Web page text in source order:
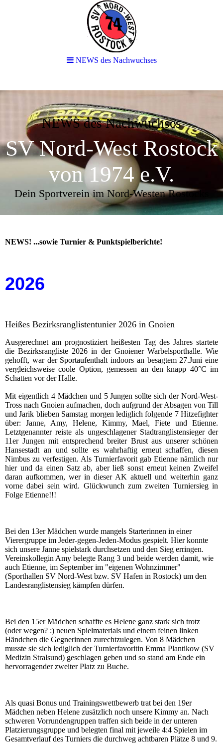
NEWS des Nachwuchses
SV Nord-West Rostock
von 1974 e.V.
Dein Sportverein im Nord-Westen Rostocks
NEWS! ...sowie Turnier & Punktspielberichte!
2026
Heißes Bezirksranglistentunier 2026 in Gnoien
Ausgerechnet am prognostiziert heißesten Tag des Jahres startete
die Bezirksrangliste 2026 in der Gnoiener Warbelsporthalle. Wie
gehofft, war der Sportaufenthalt indoors an besagtem 27.Juni eine
vergleichsweise coole Option, gemessen an den knapp 40°C im
Schatten vor der Halle.
Mit eigentlich 4 Mädchen und 5 Jungen sollte sich der Nord-West-
Tross nach Gnoien aufmachen, doch aufgrund der Absagen von Till
und Jarik blieben Samstag morgen lediglich folgende 7 Hitzefighter
über: Janne, Amy, Helene, Kimmy, Mael, Fiete und Etienne.
Letztgenannter reiste als ungeschlagener Stadtranglistensieger der
11er Jungen mit entsprechend breiter Brust aus unserer schönen
Hansestadt an und sollte es wahrhaftig erneut schaffen, diesen
Nimbus zu verfestigen. Als Turnierfavorit gab Etienne nämlich nur
hier und da einen Satz ab, aber ließ sonst erneut keinen Zweifel
daran aufkommen, wer in dieser AK aktuell und weiterhin ganz
vorne dabei sein wird. Glückwunch zum zweiten Turniersieg in
Folge Etienne!!!
Bei den 13er Mädchen wurde mangels Starterinnen in einer
Vierergruppe im Jeder-gegen-Jeden-Modus gespielt. Hier konnte
sich unsere Janne spielstark durchsetzen und den Sieg erringen.
Vereinskollegin Amy belegte Rang 3 und beide werden damit, wie
auch Etienne, im September im "eigenen Wohnzimmer"
(Sporthallen SV Nord-West bzw. SV Hafen in Rostock) um den
Landesranglistensieg kämpfen dürfen.
Bei den 15er Mädchen schaffte es Helene ganz stark sich trotz
(oder wegen? :) neuen Spielmaterials und einem feinen linken
Händchen die Gegnerinnen zurechtzulegen. Von 8 Mädchen
musste sie sich lediglich der Turnierfavoritin Emma Plantikow (SV
Medizin Stralsund) geschlagen geben und so stand am Ende ein
hervorragender zweiter Platz zu Buche.
Als quasi Bonus und Trainingswettbewerb trat bei den 19er
Mädchen neben Helene zusätzlich noch unsere Kimmy an. Nach
schweren Vorrundengruppen traffen sich beide in der unteren
Platzierungsgruppe und belegten final mit jeweile 4:4 Spielen im
Gesamtverlauf des Turniers die durchweg achtbaren Plätze 8 und 9.
NEWS des Nachwuchses